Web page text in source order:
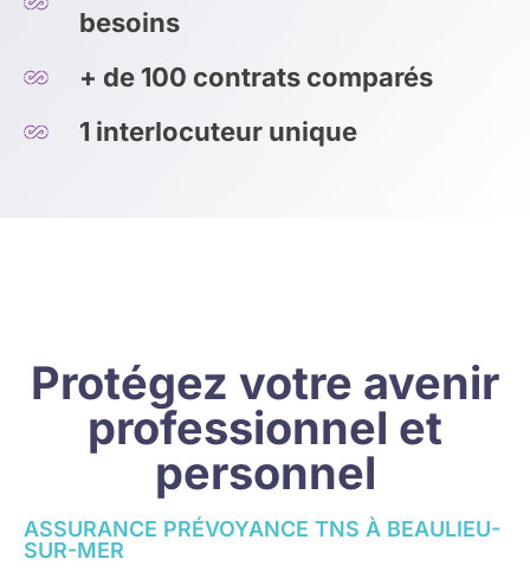
besoins
+ de 100 contrats comparés
1 interlocuteur unique
Protégez votre avenir
professionnel et
personnel
ASSURANCE PRÉVOYANCE TNS À BEAULIEU-
SUR-MER